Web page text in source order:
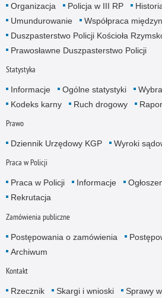
Organizacja
Policja w III RP
Umundurowanie
Współpraca
Duszpasterstwo Policji Kościoła
Prawosławne Duszpasterstwo Policji
Statystyka
Informacje Ogólne statystyki
Kodeks karny
Ruch drogowy
Prawo
Dziennik Urzędowy KGP Wyroki
Praca w Policji
Praca w Policji Informacje
Rekrutacja
Zamówienia publiczne
Postępowania o zamówienia
Archiwum
Kontakt
Rzecznik Skargi i wnioski Sprawy